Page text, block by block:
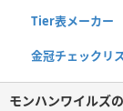
Tier表メーカー
金冠チェックリ
モンハンワイルズ